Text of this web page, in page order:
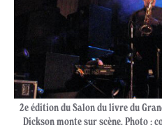
2e édition du Salon du livre du
Dickson monte sur scène. Photo :